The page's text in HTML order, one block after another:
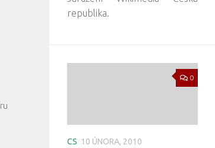
republika.
0
CS 10 ÚNORA, 2010